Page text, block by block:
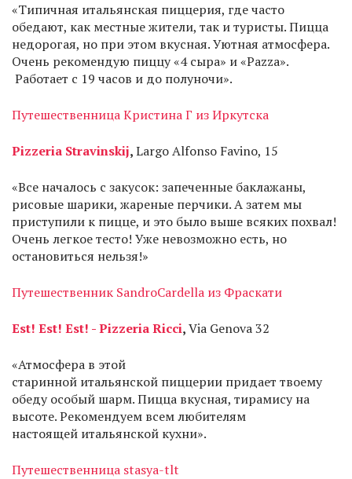
«Типичная итальянская пиццерия, где часто
обедают, как местные жители, так и туристы. Пицца
недорогая, но при этом вкусная. Уютная атмосфера.
Очень рекомендую пиццу «4 сыра» и «Pazza».
Работает с 19 часов и до полуночи».
Путешественница Кристина Г из Иркутска
Pizzeria Stravinskij,Largo Alfonso Favino, 15
«Все началось с закусок: запеченные баклажаны,
рисовые шарики, жареные перчики. А затем мы
приступили к пицце, и это было выше всяких похвал!
Очень легкое тесто! Уже невозможно есть, но
остановиться нельзя!»
Путешественник SandroCardella из Фраскати
Est! Est! Est! - Pizzeria Ricci,Via Genova 32
«Атмосфера в этой
старинной итальянской пиццерии придает твоему
обеду особый шарм. Пицца вкусная, тирамису на
высоте. Рекомендуем всем любителям
настоящей итальянской кухни».
Путешественница stasya-tlt